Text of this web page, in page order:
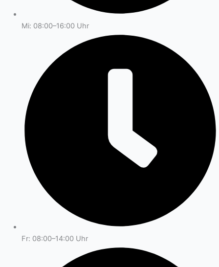
Mi: 08:00–16:00 Uhr
Fr: 08:00–14:00 Uhr